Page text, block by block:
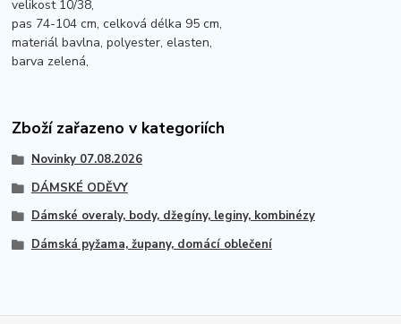
velikost 10/38,
pas 74-104 cm, celková délka 95 cm,
materiál bavlna, polyester, elasten,
barva zelená,
Zboží zařazeno v kategoriích
Novinky 07.08.2026
DÁMSKÉ ODĚVY
Dámské overaly, body, džegíny, leginy, kombinézy
Dámská pyžama, župany, domácí oblečení